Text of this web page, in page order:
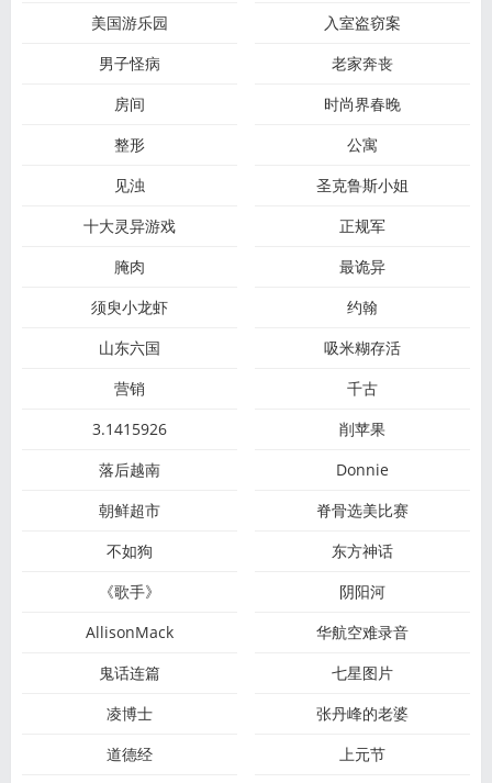
美国游乐园
入室盗窃案
男子怪病
老家奔丧
房间
时尚界春晚
整形
公寓
见浊
圣克鲁斯小姐
十大灵异游戏
正规军
腌肉
最诡异
须臾小龙虾
约翰
山东六国
吸米糊存活
营销
千古
3.1415926
削苹果
落后越南
Donnie
朝鲜超市
脊骨选美比赛
不如狗
东方神话
《歌手》
阴阳河
AllisonMack
华航空难录音
鬼话连篇
七星图片
凌博士
张丹峰的老婆
道德经
上元节